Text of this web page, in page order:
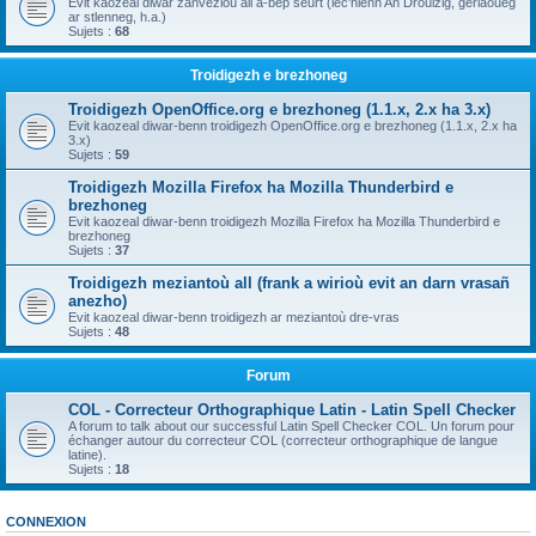
ar stlenneg, h.a.)
Sujets : 68
Troidigezh e brezhoneg
Troidigezh OpenOffice.org e brezhoneg (1.1.x, 2.x ha 3.x)
Evit kaozeal diwar-benn troidigezh OpenOffice.org e brezhoneg (1.1.x, 2.x ha
3.x)
Sujets : 59
Troidigezh Mozilla Firefox ha Mozilla Thunderbird e
brezhoneg
Evit kaozeal diwar-benn troidigezh Mozilla Firefox ha Mozilla Thunderbird e
brezhoneg
Sujets : 37
Troidigezh meziantoù all (frank a wirioù evit an darn vrasañ
anezho)
Evit kaozeal diwar-benn troidigezh ar meziantoù dre-vras
Sujets : 48
Forum
COL - Correcteur Orthographique Latin - Latin Spell Checker
A forum to talk about our successful Latin Spell Checker COL. Un forum pour
échanger autour du correcteur COL (correcteur orthographique de langue
latine).
Sujets : 18
CONNEXION